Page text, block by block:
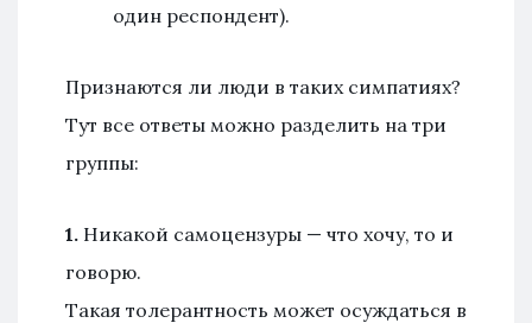
один респондент).
Признаются ли люди в таких симпатиях?
Тут все ответы можно разделить на три
группы:
1. Никакой самоцензуры — что хочу, то и
говорю.
Такая толерантность может осуждаться в